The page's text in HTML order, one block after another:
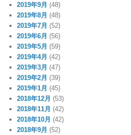
2019年9月 (48)
2019年8月 (48)
2019年7月 (52)
2019年6月 (56)
2019年5月 (59)
2019年4月 (42)
2019年3月 (47)
2019年2月 (39)
2019年1月 (45)
2018年12月 (53)
2018年11月 (42)
2018年10月 (42)
2018年9月 (52)